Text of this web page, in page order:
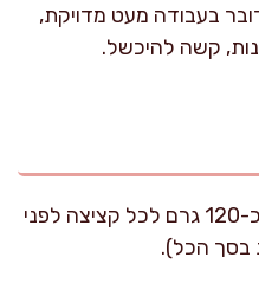
בעבודה מעט מדויקת,
קשה להיכשל.
המתכון מניב 6 מנות בינוניות (כ-120 גרם לכל קציצה לפני